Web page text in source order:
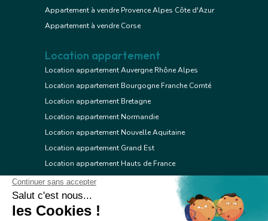
Appartement à vendre Provence Alpes Côte d'Azur
Appartement à vendre Corse
Location appartement
Location appartement Auvergne Rhône Alpes
Location appartement Bourgogne Franche Comté
Location appartement Bretagne
Location appartement Normandie
Location appartement Nouvelle Aquitaine
Location appartement Grand Est
Location appartement Hauts de France
Location appartement Ile de France
Location appartement Centre Val de Loire
Location appartement Occitanie